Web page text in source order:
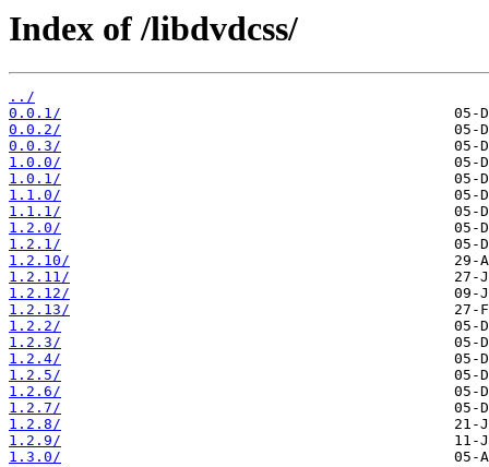
Index of /libdvdcss/
../
0.0.1/
0.0.2/
0.0.3/
1.0.0/
1.0.1/
1.1.0/
1.1.1/
1.2.0/
1.2.1/
1.2.10/
1.2.11/
1.2.12/
1.2.13/
1.2.2/
1.2.3/
1.2.4/
1.2.5/
1.2.6/
1.2.7/
1.2.8/
1.2.9/
1.3.0/